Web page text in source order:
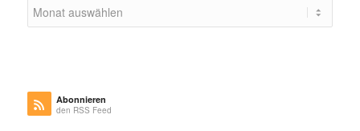
Abonnieren
den RSS Feed